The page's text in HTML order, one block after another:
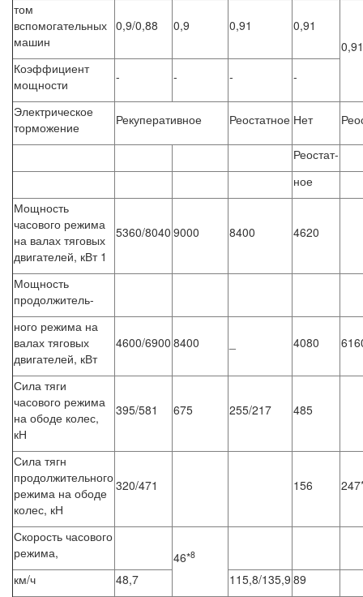
том
вспомогательных
машин
0,9/0,88 0,9 0,91
0,91
0,91
Коэффициент
мощности
- - - -
Электрическое
торможение
Рекуперативное Реостатное Нет
Реостат-
ное
Мощность
часового режима
на валах тяговых
двигателей, кВт 1
5360/8040 9000 8400 4620
Мощность
продолжитель-
ного режима на
валах тяговых
двигателей, кВт
4600/6900 8400 4080
Сила тяги
часового режима
на ободе колес,
кН
395/581 675 255/217 485
Сила тягн
продолжительного
режима на ободе
колес, кН
320/471 156
Скорость часового
режима,
46*8
км/ч 48,7 115,8/135,9 89